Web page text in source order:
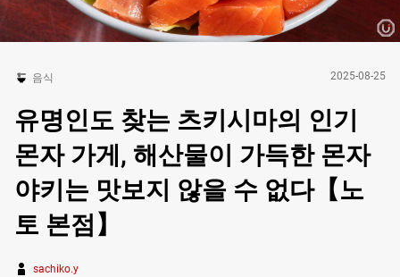
음식 2025-08-25
유명인도 찾는 츠키시마의 인기
몬자 가게, 해산물이 가득한 몬자
야키는 맛보지 않을 수 없다【노
토 본점】
sachiko.y